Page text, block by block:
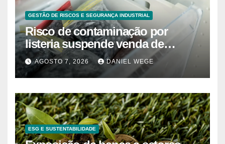
GESTÃO DE RISCOS E SEGURANÇA INDUSTRIAL
Risco de contaminação por
listeria suspende venda de
mirtilos em fábricas da América
do Norte – Mix Vale
AGOSTO 7, 2026 DANIEL WEGE
ESG E SUSTENTABILIDADE